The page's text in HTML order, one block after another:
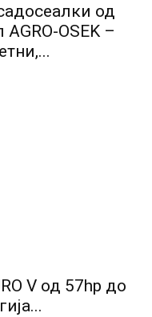
од
OSEK –
V од 57hp до